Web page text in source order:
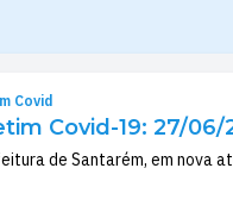
Covid
Covid-19: 27/06/
de Santarém, em nova